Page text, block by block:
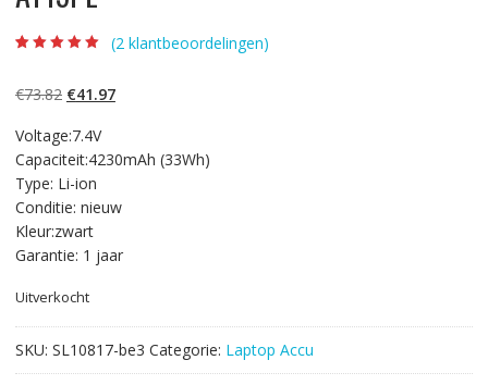
gebaseerd op
klantbeoordelinge
(2 klantbeoordelingen)
€73.82 Oorspronkelijke
was:
€73.82.
€41.97Huidige
€41.97.
Voltage:7.4V
Capaciteit:4230mAh (33Wh)
Type: Li-ion
Conditie: nieuw
Kleur:zwart
Garantie: 1 jaar
Uitverkocht
SKU: SL10817-be3 Categorie: Laptop Accu